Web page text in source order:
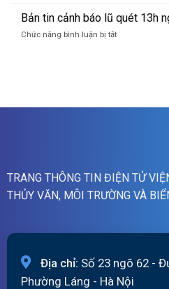
06/8/2026
quét
01h
tin
cảnh
báo
Bản tin cảnh báo lũ quét 13h
Chức năng bình luận bị tắtở
quét
TRANG THÔNG TIN ĐIỆN TỬ
THỦY VĂN, MÔI TRƯỜNG VÀ
Địa chỉ: Số 23 ngõ 62 -
Phường Láng - Hà Nội